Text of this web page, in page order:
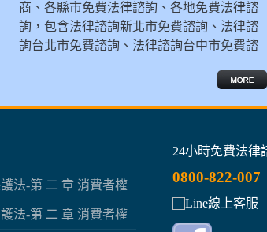
年輕時不養子
妻老蚌生珠
竹科女秘書偷
阿嬤躺著也
誆介紹打工
惡男撞倒女
男竟邀室友性
討債還性侵
4少女陪酒被
裸照傳男友
男嘿咻國三
迷姦少女丟
遭詐騙電話控
組神明會暴力
電話裡哀幾
假回收真騙
是誰？半夜穿
保險女業務
「我要把捷運
愛上臉書配
商、各縣市免費法律諮詢、各地免費法律諮
詢，包含法律諮詢新北市免費諮詢、法律諮
詢台北市免費諮詢、法律諮詢台中市免費諮
免費諮詢。即使決定尋求專職律師協助，在
法-第 二 章 消費者權
法-第 二 章 消費者權
24小時免費法律
0800-822-007